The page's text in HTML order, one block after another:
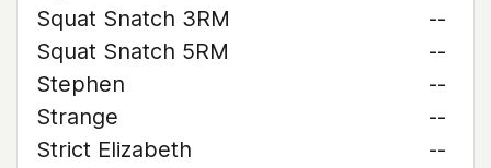
Squat Snatch 3RM
--
Squat Snatch 5RM
--
Stephen
--
Strange
--
Strict Elizabeth
--